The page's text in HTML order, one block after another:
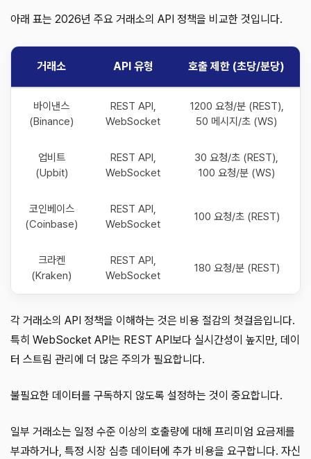
아래 표는 2026년 주요 거래소의 API 정책을 비교한 것입니다.
거래소 API 유형 호출 제한 (초당/분당)
바이낸스
(Binance)
REST API,
WebSocket
1200 요청/분 (REST),
50 메시지/초 (WS)
업비트
(Upbit)
REST API,
WebSocket
30 요청/초 (REST),
100 요청/분 (WS)
코인베이스
(Coinbase)
REST API,
WebSocket
100 요청/초 (REST)
크라켄
(Kraken)
REST API,
WebSocket
180 요청/분 (REST)
각 거래소의 API 정책을 이해하는 것은 비용 절감의 첫걸음입니다.
특히 WebSocket API는 REST API보다 실시간성이 높지만, 데이
터 스트림 관리에 더 많은 주의가 필요합니다.
불필요한 데이터를 구독하지 않도록 설정하는 것이 중요합니다.
일부 거래소는 일정 수준 이상의 호출량에 대해 프리미엄 요금제를
부과하거나, 특정 시장 심층 데이터에 추가 비용을 요구합니다. 자신